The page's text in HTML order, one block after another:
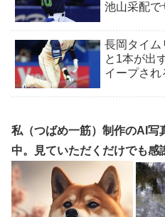
池山采配で
長岡タイム
と1本が出
イープされ
私（つばめ一筋）制作のAI写
中。見ていただくだけでも感